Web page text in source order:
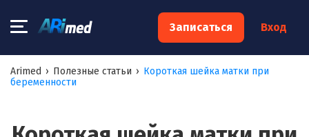
Записаться Вход
Arimed › Полезные статьи › Короткая шейка матки при
беременности
×
Запишитесь на консультацию к